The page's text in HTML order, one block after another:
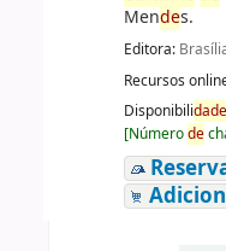
Mendes.
Editora:
Recursos
Disponibilidade
[Númerode